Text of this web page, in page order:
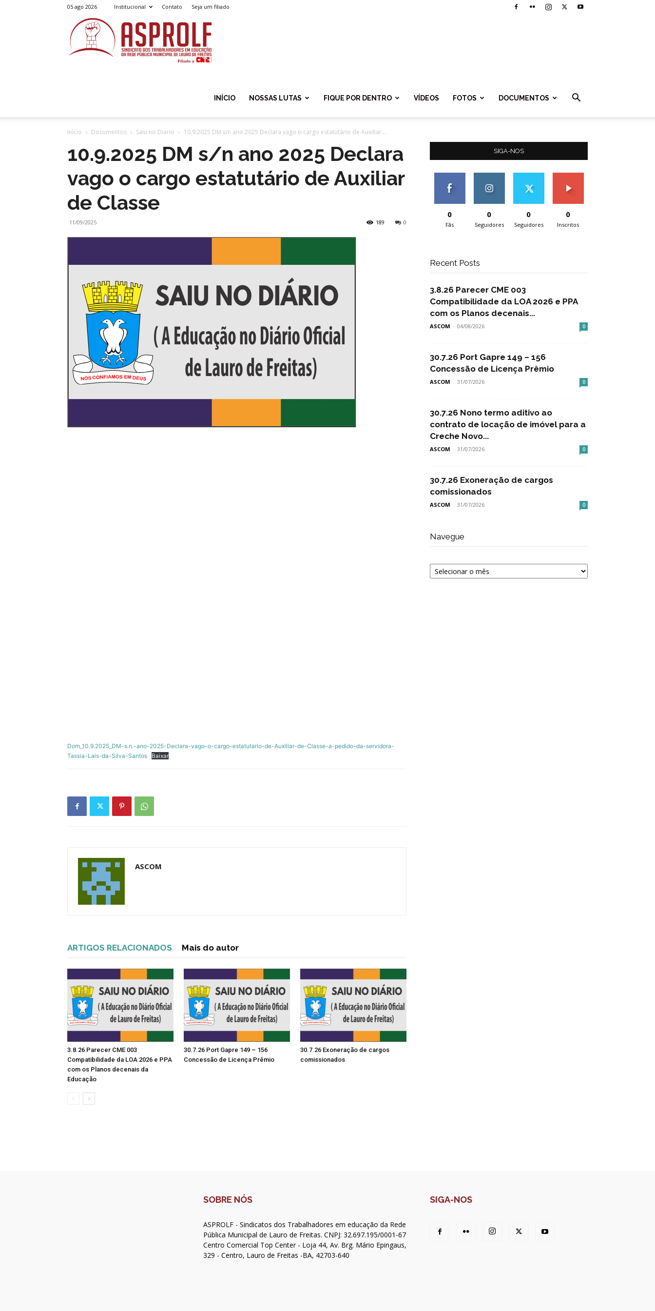
05 ago 2026 Institucional Contato Seja um filiado
INÍCIO NOSSAS LUTAS FIQUE POR DENTRO VÍDEOS FOTOS DOCUMENTOS
Início Documentos Saiu no Diario 10.9.2025 DM s/n ano 2025 Declara vago o cargo estatutário de Auxiliar...
10.9.2025 DM s/n ano 2025 Declara
vago o cargo estatutário de Auxiliar
de Classe
11/09/2025 0
189
Dom_10.9.2025_DM-s.n.-ano-2025-Declara-vago-o-cargo-estatutario-de-Auxiliar-de-Classe-a-pedido-da-servidora-
Tassia-Lais-da-Silva-Santos
Baixar
ASCOM
ARTIGOS RELACIONADOS Mais do autor
3.8.26 Parecer CME 003
Compatibilidade da LOA 2026 e PPA
com os Planos decenais da
Educação
30.7.26 Port Gapre 149 – 156
Concessão de Licença Prêmio
30.7.26 Exoneração de cargos
comissionados
SIGA-NOS
0
Fãs
0
Seguidores
0
Seguidores
0
Inscritos
Recent Posts
3.8.26 Parecer CME 003
Compatibilidade da LOA 2026 e PPA
com os Planos decenais...
ASCOM - 04/08/2026 0
30.7.26 Port Gapre 149 – 156
Concessão de Licença Prêmio
ASCOM - 31/07/2026 0
30.7.26 Nono termo aditivo ao
contrato de locação de imóvel para a
Creche Novo...
ASCOM - 31/07/2026 0
30.7.26 Exoneração de cargos
comissionados
ASCOM - 31/07/2026 0
Navegue
Navegue
SOBRE NÓS
ASPROLF - Sindicatos dos Trabalhadores em educação da Rede
Pública Municipal de Lauro de Freitas. CNPJ: 32.697.195/0001-67
Centro Comercial Top Center - Loja 44, Av. Brg. Mário Epingaus,
329 - Centro, Lauro de Freitas -BA, 42703-640
SIGA-NOS